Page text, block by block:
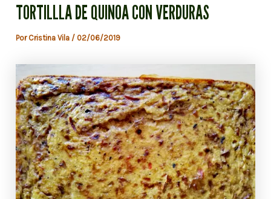
TORTILLLA DE QUINOA CON VERDURAS
Por Cristina Vila / 02/06/2019